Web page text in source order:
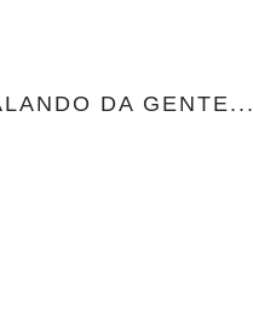
DA GENTE...